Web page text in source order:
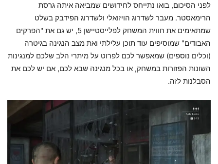
לפני הסיכום, בואו נתייחס לחידושים שמביאה איתה גרסת
הרימאסטר. מעבר לשדרוג הויזואלי ולשדרוג הפידבק בשלט
שמתאימים את חווית המשחק לפלייסטיישן 5, יש גם את "הפרקים
האבודים" שמוסיפים עוד תוכן עלילתי ואת מצב הנגינה בגיטרה
(וכלים נוספים) שמאפשר לכם לפרוט על מיתרי הלב שלכם למנגינות
השונות הפזורות במשחק, או בכל מנגינה שבא לכם, אם יש לכם את
הסבלנות לזה.